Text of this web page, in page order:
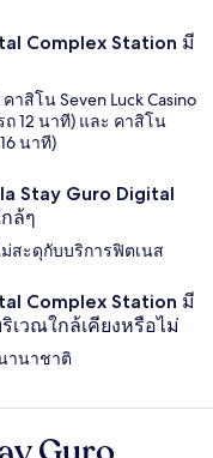
Complex Station มี
สิโน Seven Luck Casino
ถ 12 นาที) และ คาสิโน
นาที)
Stay Guro Digital
ล้ๆ
สะดุกับบริการฟิตเนส
Complex Station มี
วณใกล้เคียงหรือไม่
านาชาติ